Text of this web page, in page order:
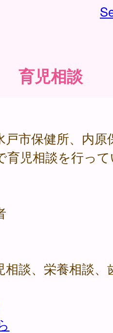
育児相談
戸市保健所、内原
育児相談を行っ
相談、栄養相談、